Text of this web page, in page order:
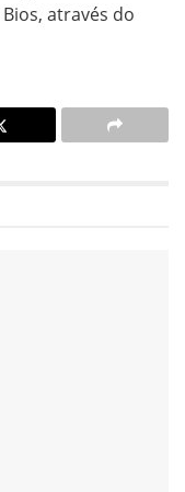
através do